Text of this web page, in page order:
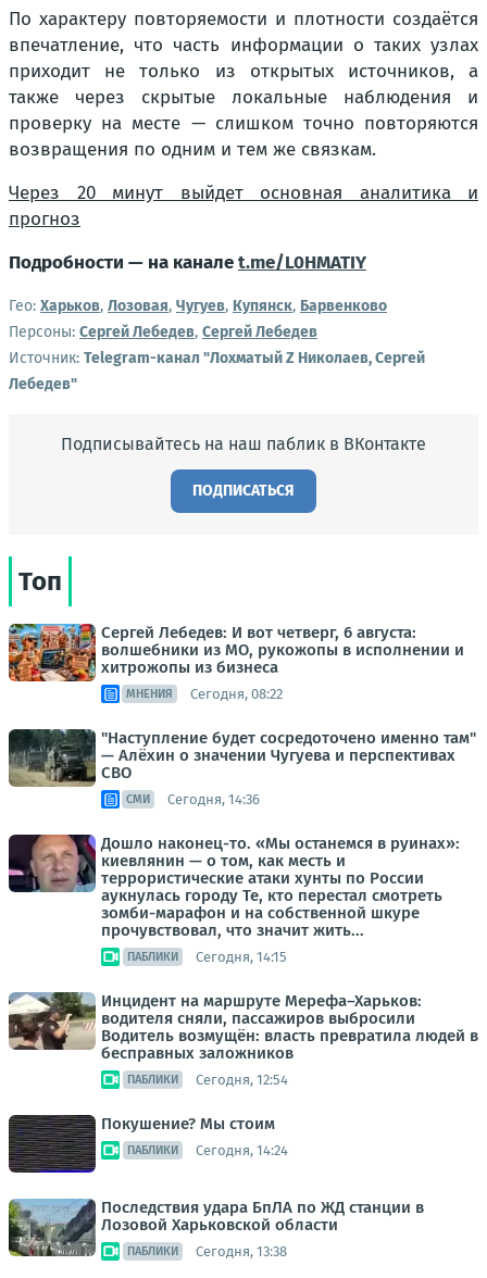
По характеру повторяемости и плотности создаётся
впечатление, что часть информации о таких узлах
приходит не только из открытых источников, а
также через скрытые локальные наблюдения и
проверку на месте — слишком точно повторяются
возвращения по одним и тем же связкам.
Через 20 минут выйдет основная аналитика и
прогноз
Подробности — на каналеt.me/L0HMATIY
Гео: Харьков, Лозовая, Чугуев, Купянск, Барвенково
Персоны: Сергей Лебедев, Сергей Лебедев
Источник: Telegram-канал "Лохматый Z Николаев, Сергей
Лебедев"
Подписывайтесь на наш паблик в ВКонтакте
ПОДПИСАТЬСЯ
Топ
Сергей Лебедев: И вот четверг, 6 августа:
волшебники из МО, рукожопы в исполнении и
хитрожопы из бизнеса
МНЕНИЯ Сегодня, 08:22
"Наступление будет сосредоточено именно там"
— Алёхин о значении Чугуева и перспективах
СВО
СМИ Сегодня, 14:36
Дошло наконец-то. «Мы останемся в руинах»:
киевлянин — о том, как месть и
террористические атаки хунты по России
аукнулась городу Те, кто перестал смотреть
зомби-марафон и на собственной шкуре
прочувствовал, что значит жить...
ПАБЛИКИ Сегодня, 14:15
Инцидент на маршруте Мерефа–Харьков:
водителя сняли, пассажиров выбросили
Водитель возмущён: власть превратила людей в
бесправных заложников
ПАБЛИКИ Сегодня, 12:54
Покушение? Мы стоим
ПАБЛИКИ Сегодня, 14:24
Последствия удара БпЛА по ЖД станции в
Лозовой Харьковской области
ПАБЛИКИ Сегодня, 13:38